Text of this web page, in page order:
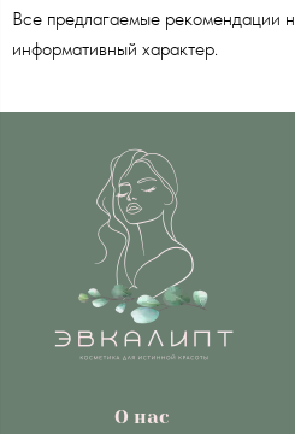
Все предлагаемые рекомендации
информативный характер.
О нас